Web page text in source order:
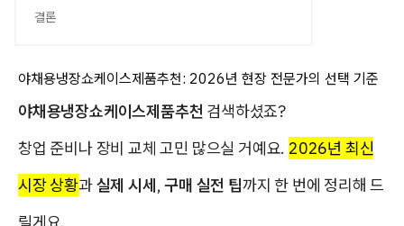
결론
야채용냉장쇼케이스제품추천: 2026년 현장 전문가의 선택 기준
야채용냉장쇼케이스제품추천 검색하셨죠?
창업 준비나 장비 교체 고민 많으실 거예요. 2026년 최신
시장 상황과실제 시세,구매 실전 팁까지 한 번에 정리해 드